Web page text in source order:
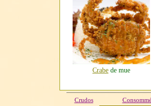
Crabe de mue
Crudos